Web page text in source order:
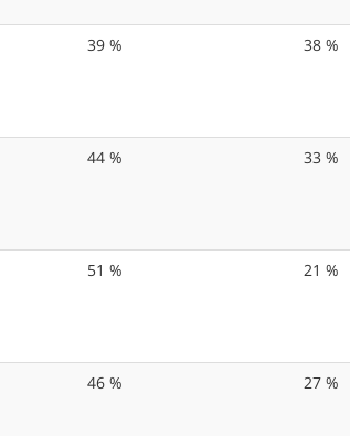
39 % 38 %
44 % 33 %
51 % 21 %
46 % 27 %